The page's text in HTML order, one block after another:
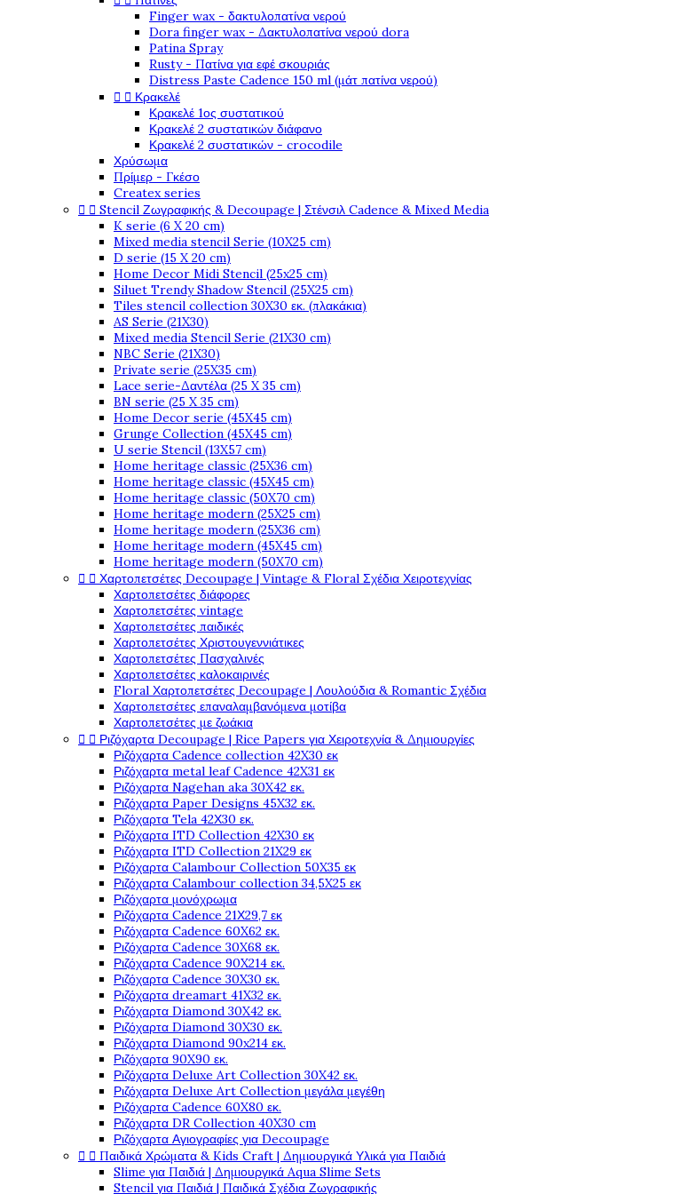
Finger wax - δακτυλοπατίνα νερού
Dora finger wax - Δακτυλοπατίνα νερού dora
Patina Spray
Rusty - Πατίνα για εφέ σκουριάς
Distress Paste Cadence 150 ml (μάτ πατίνα νερού)
  Κρακελέ
Κρακελέ 1ος συστατικού
Κρακελέ 2 συστατικών διάφανο
Κρακελέ 2 συστατικών - crocodile
Χρύσωμα
Πρίμερ - Γκέσο
Createx series
  Stencil Ζωγραφικής & Decoupage | Στένσιλ Cadence & Mixed Media
K serie (6 X 20 cm)
Mixed media stencil Serie (10X25 cm)
D serie (15 X 20 cm)
Home Decor Midi Stencil (25x25 cm)
Siluet Trendy Shadow Stencil (25X25 cm)
Tiles stencil collection 30X30 εκ. (πλακάκια)
AS Serie (21X30)
Mixed media Stencil Serie (21X30 cm)
NBC Serie (21X30)
Private serie (25X35 cm)
Lace serie-Δαντέλα (25 X 35 cm)
BN serie (25 X 35 cm)
Home Decor serie (45X45 cm)
Grunge Collection (45X45 cm)
U serie Stencil (13X57 cm)
Home heritage classic (25X36 cm)
Home heritage classic (45X45 cm)
Home heritage classic (50X70 cm)
Home heritage modern (25X25 cm)
Home heritage modern (25X36 cm)
Home heritage modern (45X45 cm)
Home heritage modern (50X70 cm)
  Χαρτοπετσέτες Decoupage | Vintage & Floral Σχέδια Χειροτεχνίας
Χαρτοπετσέτες διάφορες
Χαρτοπετσέτες vintage
Χαρτοπετσέτες παιδικές
Χαρτοπετσέτες Χριστουγεννιάτικες
Χαρτοπετσέτες Πασχαλινές
Χαρτοπετσέτες καλοκαιρινές
Floral Χαρτοπετσέτες Decoupage | Λουλούδια & Romantic Σχέδια
Χαρτοπετσέτες επαναλαμβανόμενα μοτίβα
Χαρτοπετσέτες με ζωάκια
  Ριζόχαρτα Decoupage | Rice Papers για Χειροτεχνία & Δημιουργίες
Ριζόχαρτα Cadence collection 42X30 εκ
Ριζόχαρτα metal leaf Cadence 42X31 εκ
Ριζόχαρτα Nagehan aka 30X42 εκ.
Ριζόχαρτα Paper Designs 45X32 εκ.
Ριζόχαρτα Tela 42Χ30 εκ.
Ριζόχαρτα ITD Collection 42X30 εκ
Ριζόχαρτα ITD Collection 21X29 εκ
Ριζόχαρτα Calambour Collection 50X35 εκ
Ριζόχαρτα Calambour collection 34,5X25 εκ
Ριζόχαρτα μονόχρωμα
Ριζόχαρτα Cadence 21Χ29,7 εκ
Ριζόχαρτα Cadence 60X62 εκ.
Ριζόχαρτα Cadence 30X68 εκ.
Ριζόχαρτα Cadence 90X214 εκ.
Ριζόχαρτα Cadence 30X30 εκ.
Ριζόχαρτα dreamart 41X32 εκ.
Ριζόχαρτα Diamond 30X42 εκ.
Ριζόχαρτα Diamond 30X30 εκ.
Ριζόχαρτα Diamond 90x214 εκ.
Ριζόχαρτα 90X90 εκ.
Ριζόχαρτα Deluxe Art Collection 30X42 εκ.
Ριζόχαρτα Deluxe Art Collection μεγάλα μεγέθη
Ριζόχαρτα Cadence 60X80 εκ.
Ριζόχαρτα DR Collection 40X30 cm
Ριζόχαρτα Αγιογραφίες για Decoupage
  Παιδικά Χρώματα & Kids Craft | Δημιουργικά Υλικά για Παιδιά
Slime για Παιδιά | Δημιουργικά Aqua Slime Sets
Stencil για Παιδιά | Παιδικά Σχέδια Ζωγραφικής